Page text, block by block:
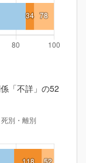
「不詳」の52